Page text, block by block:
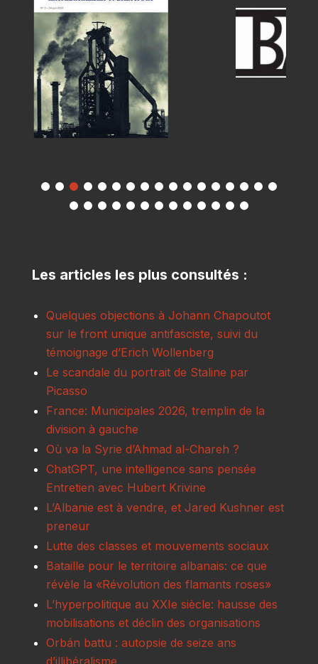
Les articles les plus consultés :
Quelques objections à Johann Chapoutot
sur le front unique antifasciste, suivi du
témoignage d’Erich Wollenberg
Le scandale du portrait de Staline par
Picasso
France: Municipales 2026, tremplin de la
division à gauche
Où va la Syrie d’Ahmad al-Chareh ?
ChatGPT, une intelligence sans pensée
Entretien avec Hubert Krivine
L’Albanie est à vendre, et Jared Kushner est
preneur
Lutte des classes et mouvements sociaux
Bataille pour le territoire albanais: ce que
révèle la «Révolution des flamants roses»
L’hyperpolitique au XXIe siècle: hausse des
mobilisations et déclin des organisations
Orbán battu : autopsie de seize ans